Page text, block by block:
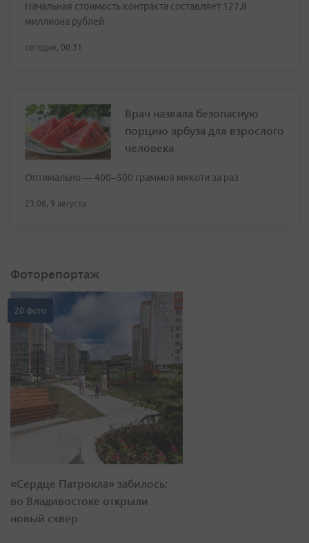
Начальная стоимость контракта составляет 127,8
миллиона рублей
сегодня, 00:31
Врач назвала безопасную
порцию арбуза для взрослого
человека
Оптимально — 400–500 граммов мякоти за раз
23:06, 9 августа
Фоторепортаж
20 фото
«Сердце Патрокла» забилось:
во Владивостоке открыли
новый сквер